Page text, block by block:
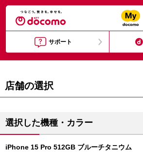
サポート
店舗の選択
選択した機種・カラー
iPhone 15 Pro 512GB ブルーチタニウム